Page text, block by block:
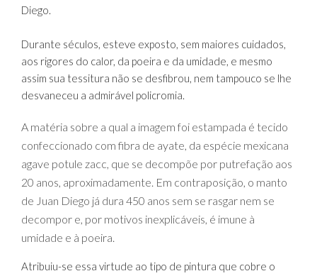
Diego.
Durante séculos, esteve exposto, sem maiores cuidados,
aos rigores do calor, da poeira e da umidade, e mesmo
assim sua tessitura não se desfibrou, nem tampouco se lhe
desvaneceu a admirável policromia.
A matéria sobre a qual a imagem foi estampada é tecido
confeccionado com fibra de ayate, da espécie mexicana
agave potule zacc, que se decompõe por putrefação aos
20 anos, aproximadamente. Em contraposição, o manto
de Juan Diego já dura 450 anos sem se rasgar nem se
decompor e, por motivos inexplicáveis, é imune à
umidade e à poeira.
Atribuiu-se essa virtude ao tipo de pintura que cobre o